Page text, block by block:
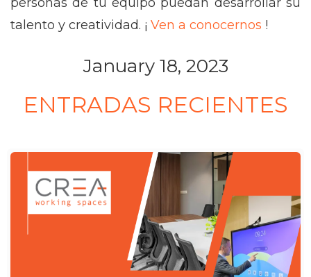
talento y creatividad. ¡ Ven a conocernos !
January 18, 2023
ENTRADAS RECIENTES